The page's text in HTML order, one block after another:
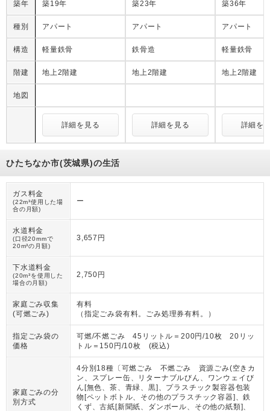
築年 築19年 築23年 築36年
種別 アパート アパート アパート
構造 軽量鉄骨 鉄骨造 軽量鉄骨
階建 地上2階建 地上2階建 地上2階建
地図
詳細を見る 詳細を見る 詳細を
ひたちなか市(茨城県)の生活
ガス料金
(22m³使用した場
合の月額)
ー
水道料金
(口径20mmで
20m³の月額)
3,657円
下水道料金
(20m³を使用した
場合の月額)
2,750円
家庭ごみ収集
(可燃ごみ)
有料
（ 指定ごみ袋有料。ごみ処理券有料。 ）
指定ごみ袋の
価格
可燃/不燃ごみ 45リットル＝200円/10枚 20リッ
トル＝150円/10枚 (税込)
家庭ごみの分
別方式
4分別18種〔可燃ごみ 不燃ごみ 資源ごみ(空きカ
ン、スプレー缶、リターナブルびん、ワンウェイび
ん[無色、茶、青緑、黒]、プラスチック製容器包装
物[ペットボトル、その他のプラスチック容器]、鉄
くず、古紙[新聞紙、ダンボール、その他の紙類]、